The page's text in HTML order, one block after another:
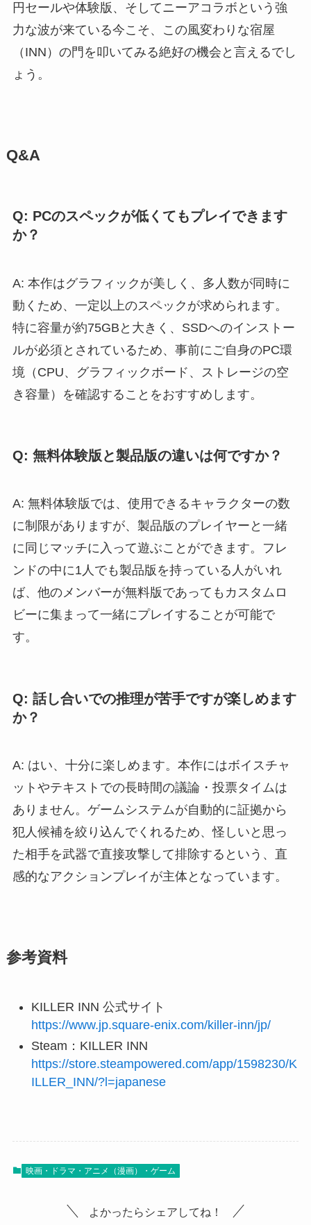
円セールや体験版、そしてニーアコラボという強
力な波が来ている今こそ、この風変わりな宿屋
（INN）の門を叩いてみる絶好の機会と言えるでし
ょう。
Q&A
Q: PCのスペックが低くてもプレイできます
か？
A: 本作はグラフィックが美しく、多人数が同時に
動くため、一定以上のスペックが求められます。
特に容量が約75GBと大きく、SSDへのインストー
ルが必須とされているため、事前にご自身のPC環
境（CPU、グラフィックボード、ストレージの空
き容量）を確認することをおすすめします。
Q: 無料体験版と製品版の違いは何ですか？
A: 無料体験版では、使用できるキャラクターの数
に制限がありますが、製品版のプレイヤーと一緒
に同じマッチに入って遊ぶことができます。フレ
ンドの中に1人でも製品版を持っている人がいれ
ば、他のメンバーが無料版であってもカスタムロ
ビーに集まって一緒にプレイすることが可能で
す。
Q: 話し合いでの推理が苦手ですが楽しめます
か？
A: はい、十分に楽しめます。本作にはボイスチャ
ットやテキストでの長時間の議論・投票タイムは
ありません。ゲームシステムが自動的に証拠から
犯人候補を絞り込んでくれるため、怪しいと思っ
た相手を武器で直接攻撃して排除するという、直
感的なアクションプレイが主体となっています。
参考資料
KILLER INN 公式サイト
https://www.jp.square-enix.com/killer-inn/jp/
Steam：KILLER INN
https://store.steampowered.com/app/1598230/K
ILLER_INN/?l=japanese
映画・ドラマ・アニメ（漫画）・ゲーム
よかったらシェアしてね！